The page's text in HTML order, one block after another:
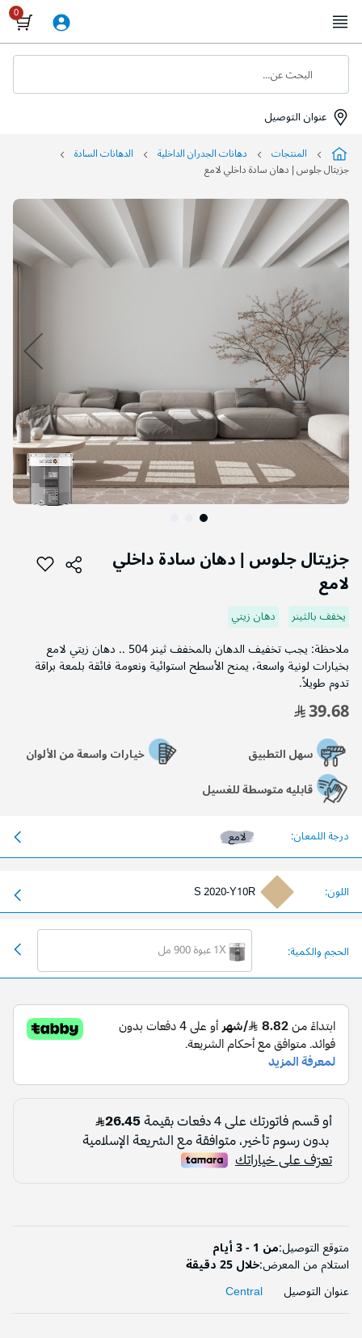
to
Content
عنوان التوصيل
البحث عن...
المنتجات دهانات الجدران الداخلية
الدهانات السادة
جزيتال جلوس | دهان سادة داخلي لامع
جزيتال جلوس | دهان سادة داخلي
لامع
يخفف بالثينر دهان زيتي
ملاحظة: يجب تخفيف الدهان بالمخفف ثينر 504 .. دهان زيتي لامع
بخيارات لونية واسعة، يمنح الأسطح استوائية ونعومة فائقة بلمعة براقة
تدوم طويلاً.
39.68
سهل التطبيق
خيارات واسعة من الألوان
قابليه متوسطة للغسيل
درجة اللمعان: لامع
اللون: S 2020-Y10R
الحجم والكمية: 1X عبوة 900 مل
متوقع التوصيل:من 1 - 3 أيام
استلام من المعرض:خلال 25 دقيقة
عنوان التوصيل
Central
التخطي
إلى
نهاية
معرض
الصور
إلى
بداية
معرض
الصور